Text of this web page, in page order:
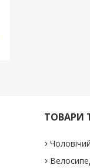
ТОВАРИ